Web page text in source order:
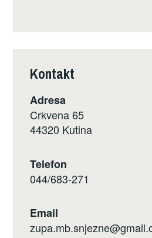
Kontakt
Adresa
Crkvena 65
44320 Kutina
Telefon
044/683-271
Email